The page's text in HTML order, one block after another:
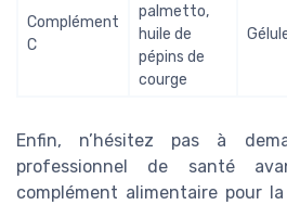
Complément
C
palmetto,
huile de
pépins de
courge
Enfin, n’hésitez pas à
professionnel de santé
complément alimentaire pour